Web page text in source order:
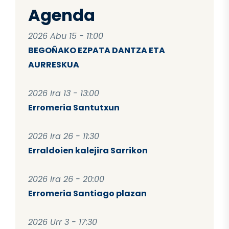
Agenda
2026 Abu 15 - 11:00
BEGOÑAKO EZPATA DANTZA ETA
AURRESKUA
2026 Ira 13 - 13:00
Erromeria Santutxun
2026 Ira 26 - 11:30
Erraldoien kalejira Sarrikon
2026 Ira 26 - 20:00
Erromeria Santiago plazan
2026 Urr 3 - 17:30